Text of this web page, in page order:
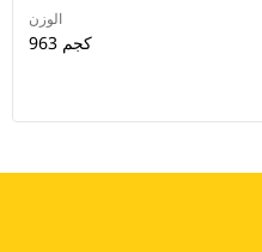
الوزن
963 كجم